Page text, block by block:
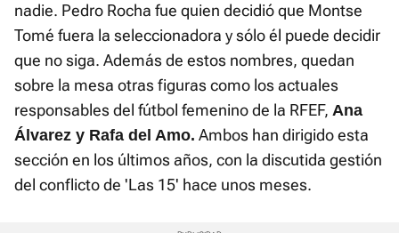
nadie. Pedro Rocha fue quien decidió que Montse
Tomé fuera la seleccionadora y sólo él puede decidir
que no siga. Además de estos nombres, quedan
sobre la mesa otras figuras como los actuales
responsables del fútbol femenino de la RFEF, Ana
Álvarez y Rafa del Amo. Ambos han dirigido esta
sección en los últimos años, con la discutida gestión
del conflicto de 'Las 15' hace unos meses.